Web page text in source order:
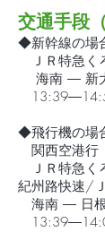
交通手段
◆新幹線の場
ＪＲ特急く
海南 ― 新
◆飛行機の場
関西空港行
ＪＲ特急く
紀州路快速/
海南 ― 日根